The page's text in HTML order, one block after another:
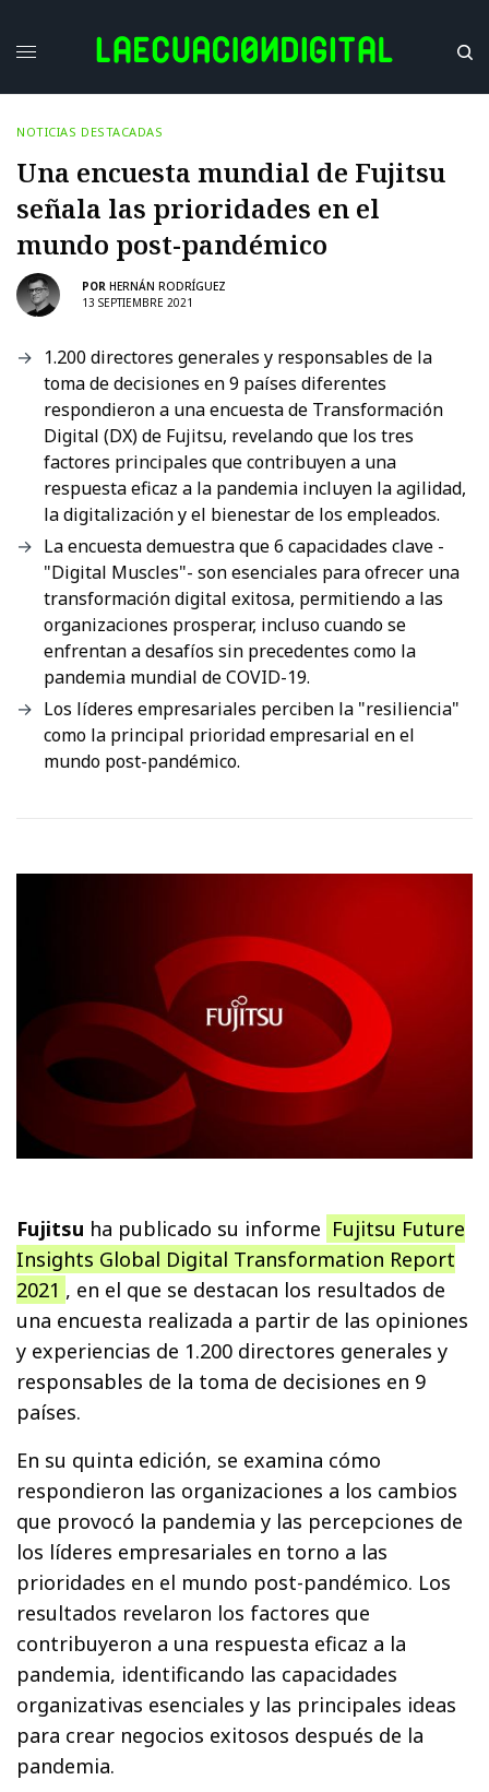
NOTICIAS DESTACADAS
Una encuesta mundial de Fujitsu
señala las prioridades en el
mundo post-pandémico
POR HERNÁN RODRÍGUEZ
13 SEPTIEMBRE 2021
1.200 directores generales y responsables de la
toma de decisiones en 9 países diferentes
respondieron a una encuesta de Transformación
Digital (DX) de Fujitsu, revelando que los tres
factores principales que contribuyen a una
respuesta eficaz a la pandemia incluyen la agilidad,
la digitalización y el bienestar de los empleados.
La encuesta demuestra que 6 capacidades clave -
"Digital Muscles"- son esenciales para ofrecer una
transformación digital exitosa, permitiendo a las
organizaciones prosperar, incluso cuando se
enfrentan a desafíos sin precedentes como la
pandemia mundial de COVID-19.
Los líderes empresariales perciben la "resiliencia"
como la principal prioridad empresarial en el
mundo post-pandémico.
Fujitsu ha publicado su informe Fujitsu Future
Insights Global Digital Transformation Report
2021 , en el que se destacan los resultados de
una encuesta realizada a partir de las opiniones
y experiencias de 1.200 directores generales y
responsables de la toma de decisiones en 9
países.
En su quinta edición, se examina cómo
respondieron las organizaciones a los cambios
que provocó la pandemia y las percepciones de
los líderes empresariales en torno a las
prioridades en el mundo post-pandémico. Los
resultados revelaron los factores que
contribuyeron a una respuesta eficaz a la
pandemia, identificando las capacidades
organizativas esenciales y las principales ideas
para crear negocios exitosos después de la
pandemia.